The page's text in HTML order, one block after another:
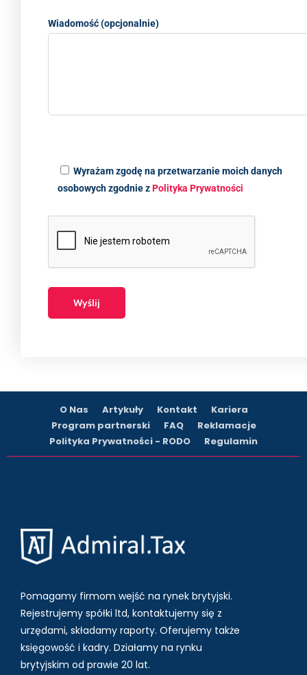
Wiadomość (opcjonalnie)
Wyrażam zgodę na przetwarzanie moich danych
osobowych zgodnie zPolityka Prywatności
O Nas Artykuły Kontakt
Kariera
Program partnerski
FAQ
Reklamacje
Polityka Prywatności - RODO
Regulamin
Pomagamy firmom wejść na rynek brytyjski.
Rejestrujemy spółki ltd, kontaktujemy się z
urzędami, składamy raporty. Oferujemy także
księgowość i kadry. Działamy na rynku
brytyjskim od prawie 20 lat.